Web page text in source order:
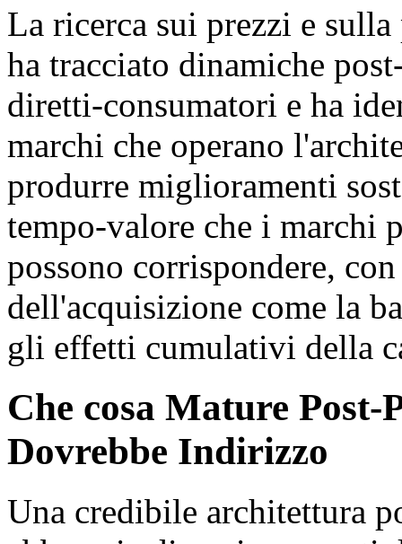
La ricerca sui prezzi e
ha tracciato dinamiche
diretti-consumatori e ha
marchi che operano
produrre miglioramenti
tempo-valore che i marchi
possono corrispondere,
dell'acquisizione come la
gli effetti cumulativi della
Che cosa Mature
Dovrebbe Indirizzo
Una credibile architettura